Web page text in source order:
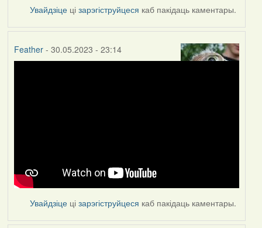
Увайдзіце цізарэгіструйцеся каб пакідаць каментары.
Feather- 30.05.2023 - 23:14
Увайдзіце цізарэгіструйцеся каб пакідаць каментары.